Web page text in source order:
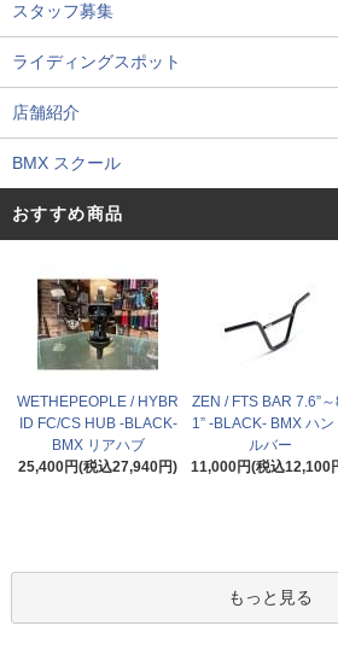
スタッフ募集
ライディングスポット
店舗紹介
BMX スクール
おすすめ商品
WETHEPEOPLE / HYBR
ID FC/CS HUB -BLACK-
BMX リアハブ
25,400円(税込27,940円)
ZEN / FTS BAR 7.6”
1” -BLACK- BMX ハン
ルバー
11,000円(税込12,100
もっと見る